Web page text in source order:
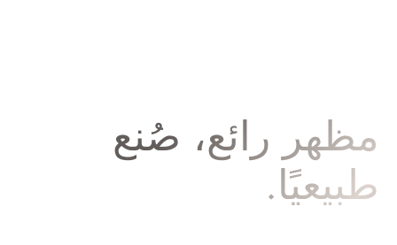
مظهر رائع، صُنع
طبيعيًا.